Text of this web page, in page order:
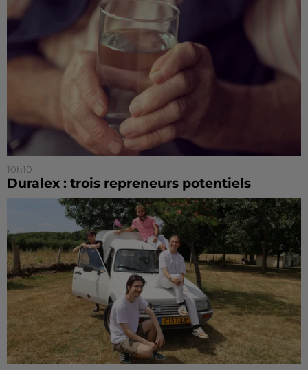
10h10
Duralex : trois repreneurs potentiels